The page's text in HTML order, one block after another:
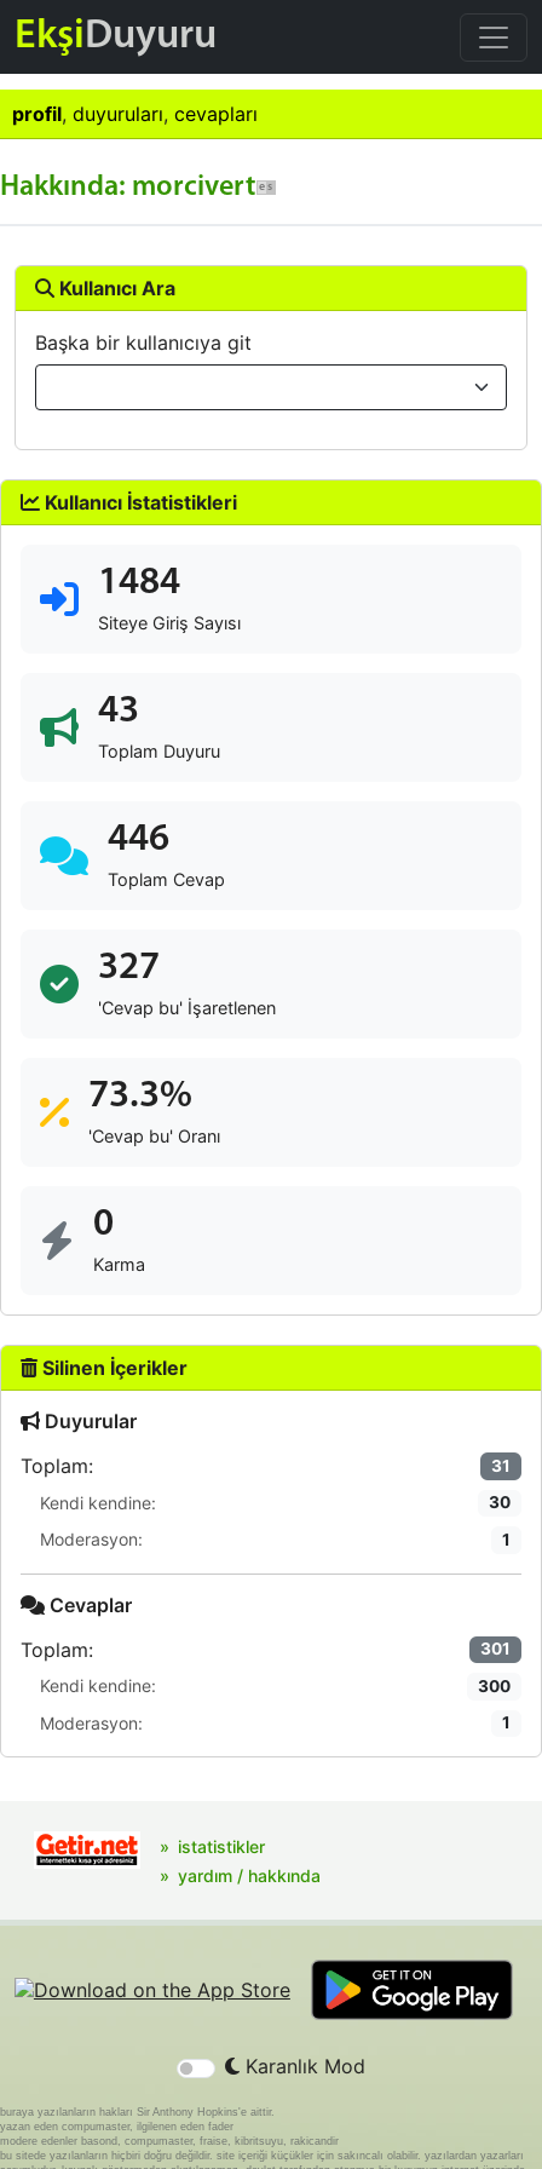
EkşiDuyuru
profil, duyuruları, cevapları
Hakkında: morcivert
Kullanıcı Ara
Başka bir kullanıcıya git
Kullanıcı İstatistikleri
1484
Siteye Giriş Sayısı
43
Toplam Duyuru
446
Toplam Cevap
327
'Cevap bu' İşaretlenen
73.3%
'Cevap bu' Oranı
0
Karma
Silinen İçerikler
Duyurular
Toplam:
31
Kendi kendine: 30
Moderasyon: 1
Cevaplar
Toplam:
301
Kendi kendine: 300
Moderasyon: 1
istatistikler
yardım / hakkında
Karanlık Mod
buraya yazılanların hakları Sir Anthony Hopkins'e aittir.
yazan eden compumaster, ilgilenen eden fader
modere edenler basond, compumaster, fraise, kibritsuyu, rakicandir
bu sitede yazılanların hiçbiri doğru değildir. site içeriği küçükler için sakıncalı olabilir. yazılardan yazarları